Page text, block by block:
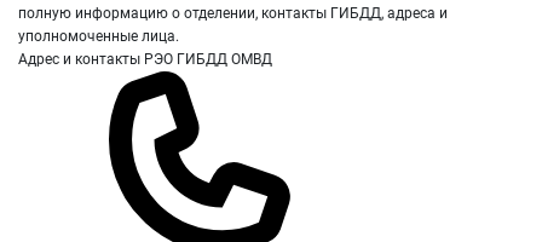
полную информацию о отделении, контакты ГИБДД, адреса и
уполномоченные лица.
Адрес и контакты РЭО ГИБДД ОМВД